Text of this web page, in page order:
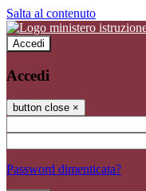
Salta al contenuto
Accedi
Accedi
button close ×
Password dimenticata?